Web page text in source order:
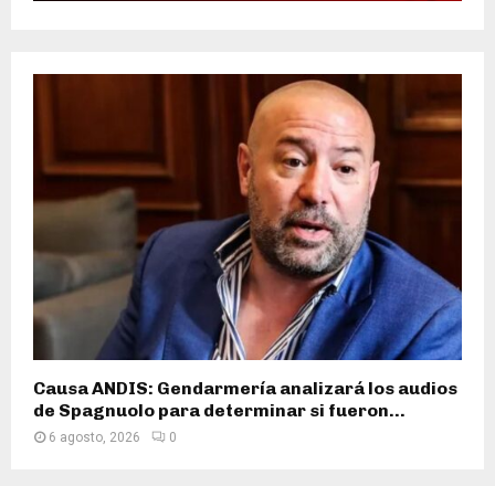
Causa ANDIS: Gendarmería analizará los audios
de Spagnuolo para determinar si fueron...
6 agosto, 2026 0